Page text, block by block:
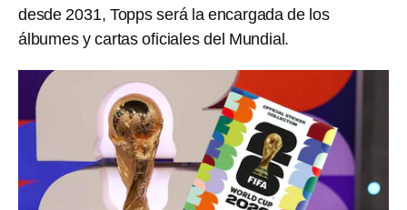
desde 2031, Topps será la encargada de los
álbumes y cartas oficiales del Mundial.